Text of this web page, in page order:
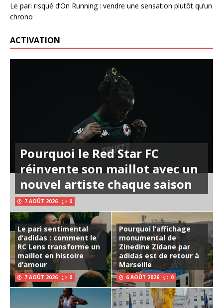
Le pari risqué d’On Running : vendre une sensation plutôt qu’un
chrono
ACTIVATION
Pourquoi le Red Star FC
réinvente son maillot avec un
nouvel artiste chaque saison
7 AOÛT 2026 0
Le pari sentimental
d’adidas : comment le
RC Lens transforme un
maillot en histoire
d’amour
7 AOÛT 2026 0
Pourquoi l’affichage
monumental de
Zinedine Zidane par
adidas est de retour à
Marseille
6 AOÛT 2026 0